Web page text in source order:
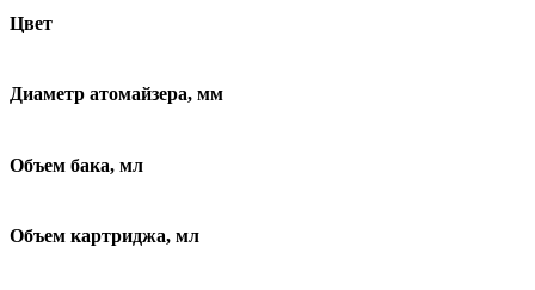
Цвет
Диаметр атомайзера, мм
Объем бака, мл
Объем картриджа, мл